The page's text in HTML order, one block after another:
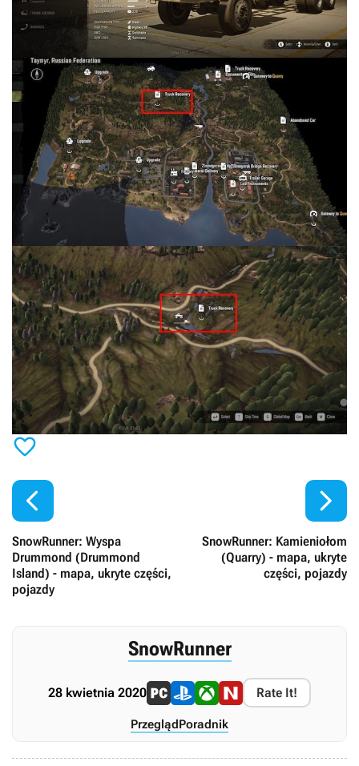


SnowRunner: Wyspa
Drummond (Drummond
Island) - mapa, ukryte części,
pojazdy
SnowRunner: Kamieniołom
(Quarry) - mapa, ukryte
części, pojazdy

SnowRunner
28 kwietnia 2020 Rate It!
PrzeglądPoradnik